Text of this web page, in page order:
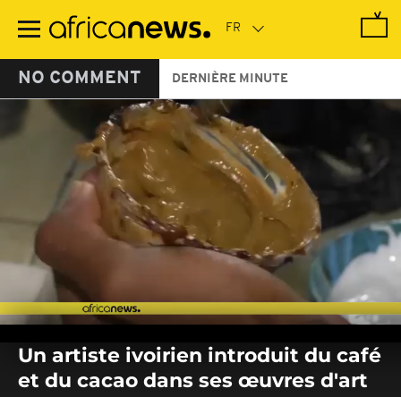
contenu
NO COMMENT DERNIÈRE MINUTE
seconds
seconds
Un artiste ivoirien introduit du café
et du cacao dans ses œuvres d'art